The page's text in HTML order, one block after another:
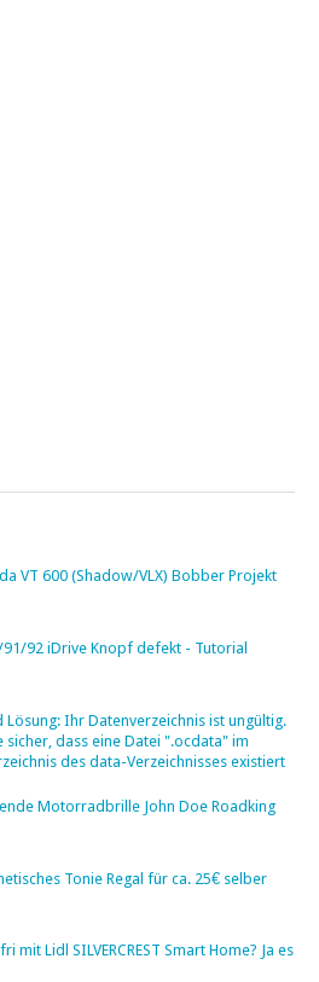
VT 600 (Shadow/VLX) Bobber Projekt
91/92 iDrive Knopf defekt - Tutorial
Lösung: Ihr Datenverzeichnis ist ungültig.
sicher, dass eine Datei ".ocdata" im
des data-Verzeichnisses existiert
Motorradbrille John Doe Roadking
Tonie Regal für ca. 25€ selber
mit Lidl SILVERCREST Smart Home? Ja es